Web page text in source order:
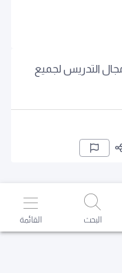
التدريس لجميع
البحث القائمة